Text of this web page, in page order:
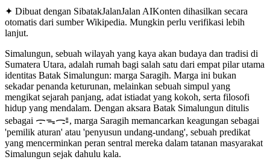
✦ Dibuat dengan SibatakJalanJalan AIKonten dihasilkan secara
otomatis dari sumber Wikipedia. Mungkin perlu verifikasi lebih
lanjut.
Simalungun, sebuah wilayah yang kaya akan budaya dan tradisi di
Sumatera Utara, adalah rumah bagi salah satu dari empat pilar utama
identitas Batak Simalungun: marga Saragih. Marga ini bukan
sekadar penanda keturunan, melainkan sebuah simpul yang
mengikat sejarah panjang, adat istiadat yang kokoh, serta filosofi
hidup yang mendalam. Dengan aksara Batak Simalungun ditulis
sebagai ᯙᯓᯏᯫᯱ, marga Saragih memancarkan keagungan sebagai
'pemilik aturan' atau 'penyusun undang-undang', sebuah predikat
yang mencerminkan peran sentral mereka dalam tatanan masyarakat
Simalungun sejak dahulu kala.